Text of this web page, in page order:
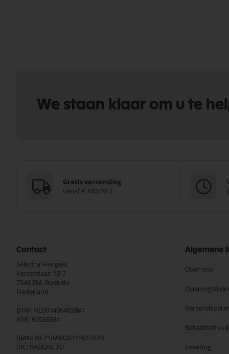
We staan klaar om u te
Gratis verzending
vanaf € 100 (NL)
Contact
Selectra Hengelo
Verzetslaan 13-7
7548 EM, Boekelo
Nederland
BTW: NL001406482B41
KVK: 60566981
IBAN: NL21RABO0145617629
BIC: RABONL2U
Algemene
Over ons
Levering